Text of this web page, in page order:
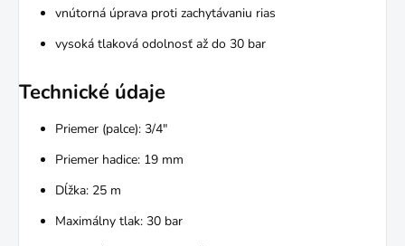
vnútorná úprava proti zachytávaniu rias
vysoká tlaková odolnosť až do 30 bar
Technické údaje
Priemer (palce): 3/4"
Priemer hadice: 19 mm
Dĺžka: 25 m
Maximálny tlak: 30 bar